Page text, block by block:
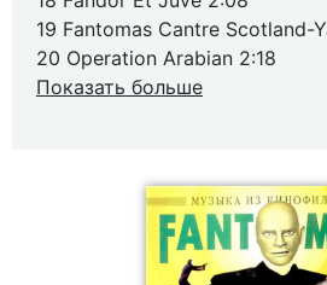
19 Fantomas Cantre Scotland-
20 Operation Arabian 2:18
Показать больше